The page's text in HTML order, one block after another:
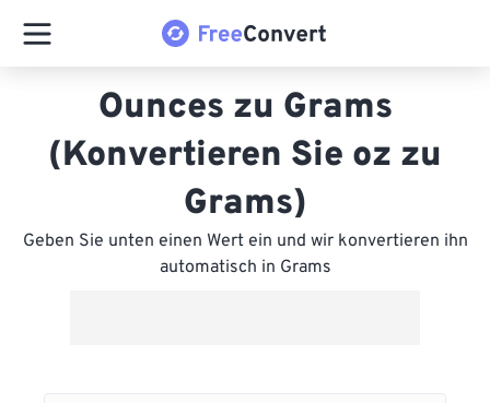
Ounces zu Grams
(Konvertieren Sie oz zu
Grams)
Geben Sie unten einen Wert ein und wir konvertieren ihn
automatisch in Grams